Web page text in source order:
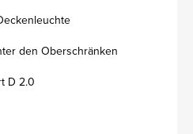
den Oberschränken
D 2.0